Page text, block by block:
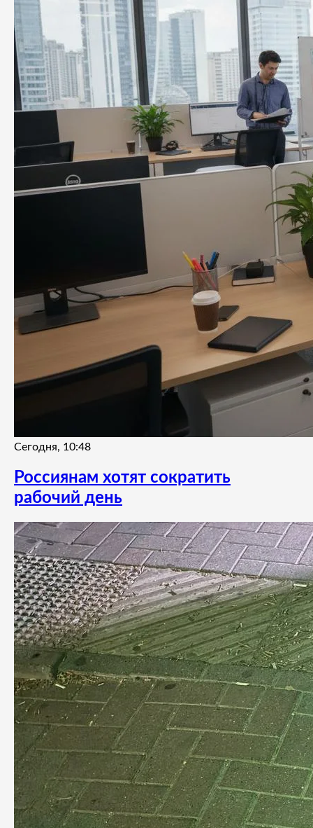
Сегодня, 10:48
Россиянам хотят сократить
рабочий день